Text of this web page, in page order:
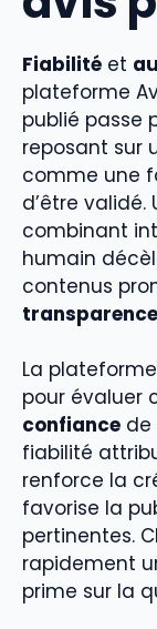
Fiabilité et
plateforme
publié passe
reposant sur
comme une
d’être
combinant
humain
contenus
transparence
La
pour évaluer
confiance de
fiabilité
renforce la
favorise la
pertinentes.
rapidement
prime sur la